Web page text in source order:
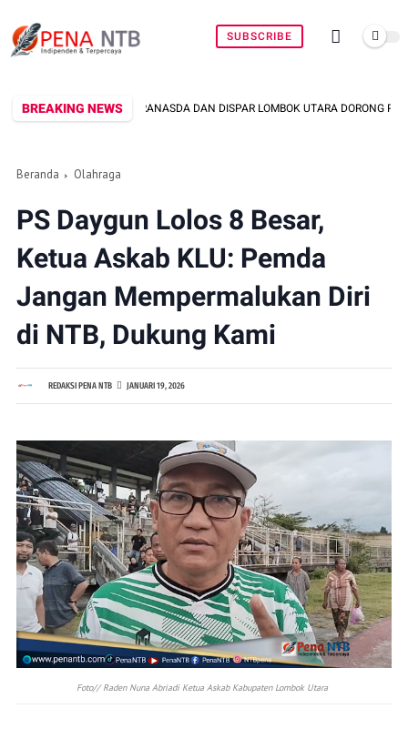
SUBSCRIBE
BREAKING NEWS
DAN DISPAR LOMBOK UTARA DORONG PROMOSI WASTRA LOKAL
Beranda Olahraga
PS Daygun Lolos 8 Besar,
Ketua Askab KLU: Pemda
Jangan Mempermalukan Diri
di NTB, Dukung Kami
REDAKSI PENA NTB JANUARI 19, 2026
Foto// Raden Nuna Abriadi Ketua Askab Kabupaten Lombok Utara